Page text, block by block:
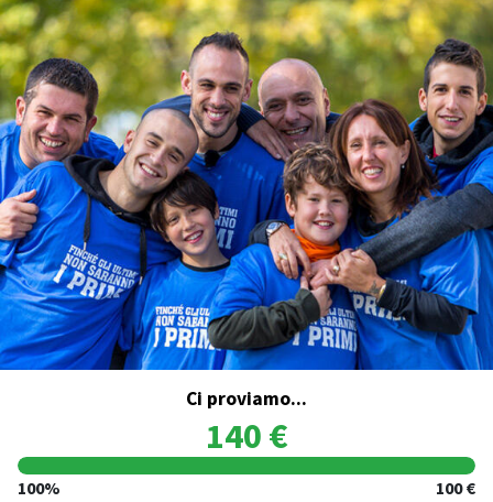
Ci proviamo...
140 €
100%
100 €